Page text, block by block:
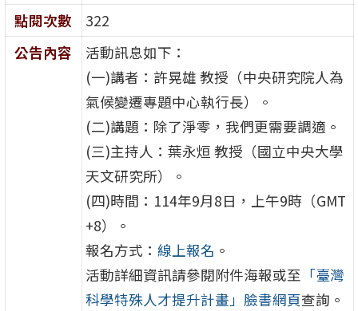
點閱次數
322
公告內容
活動訊息如下：
(一)講者：許晃雄 教授（中央研究院人為
氣候變遷專題中心執行長）。
(二)講題：除了淨零，我們更需要調適。
(三)主持人：葉永烜 教授（國立中央大學
天文研究所）。
(四)時間：114年9月8日，上午9時（GMT
+8）。
報名方式： 線上報名 。
活動詳細資訊請參閱附件海報或至 「臺灣
科學特殊人才提升計畫」臉書網頁查詢。